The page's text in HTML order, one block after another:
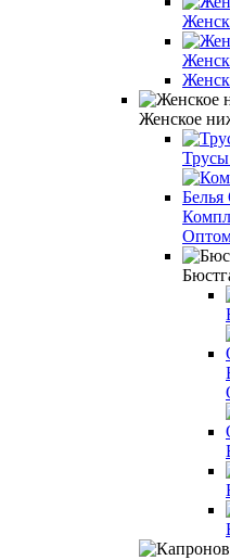
Женское